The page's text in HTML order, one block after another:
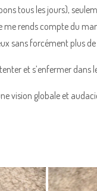
tous les jours),
rends compte du
sans forcément plus
et s’enfermer dans
vision globale et